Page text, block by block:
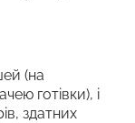
(на
готівки), і
здатних